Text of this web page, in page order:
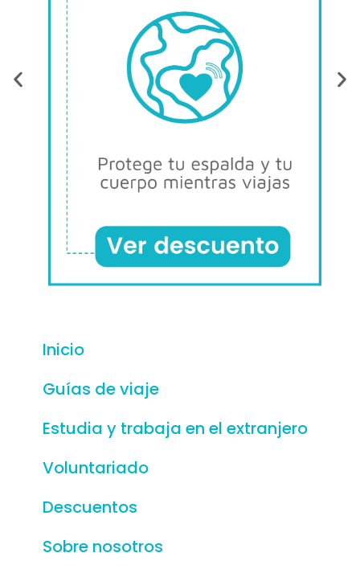
Inicio
Guías de viaje
Estudia y trabaja en el extranjero
Voluntariado
Descuentos
Sobre nosotros